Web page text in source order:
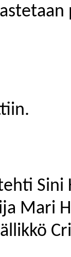
Sini
Mari